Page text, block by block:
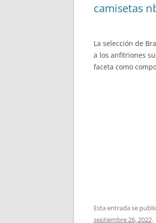
camisetas
La selección de
a los anfitriones
faceta como
Esta entrada se
septiembre 26, 2022.